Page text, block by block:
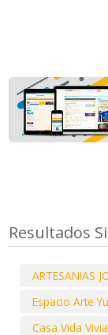
Resultados
ARTESANIAS
Espacio Arte
Casa Vida